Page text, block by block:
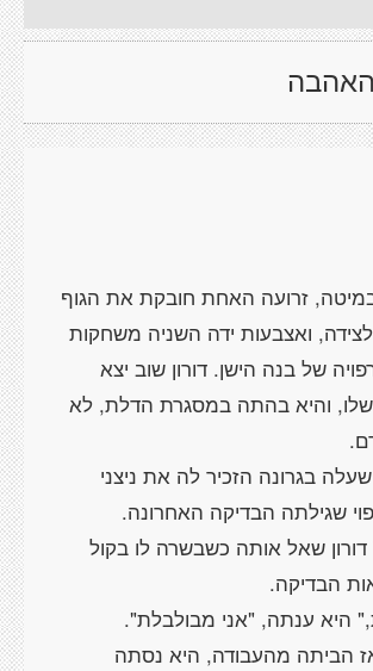
זרועה האחת חובקת את הגוף
ואצבעות ידה השניה משחקות
של בנה הישן. דורון שוב יצא
שלו, והיא בהתה במסגרת הדלת, לא
בגרונה הזכיר לה את ניצני
שאל אותה כשבשרה לו בקול
הביתה מהעבודה, היא נסתה